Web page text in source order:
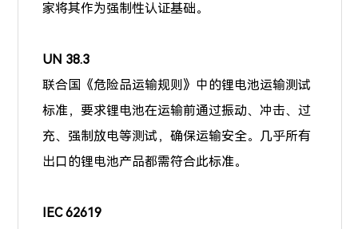
家将其作为强制性认证基础。
UN 38.3
联合国《危险品运输规则》中的锂电池运输测试
标准，要求锂电池在运输前通过振动、冲击、过
充、强制放电等测试，确保运输安全。几乎所有
出口的锂电池产品都需符合此标准。
IEC 62619